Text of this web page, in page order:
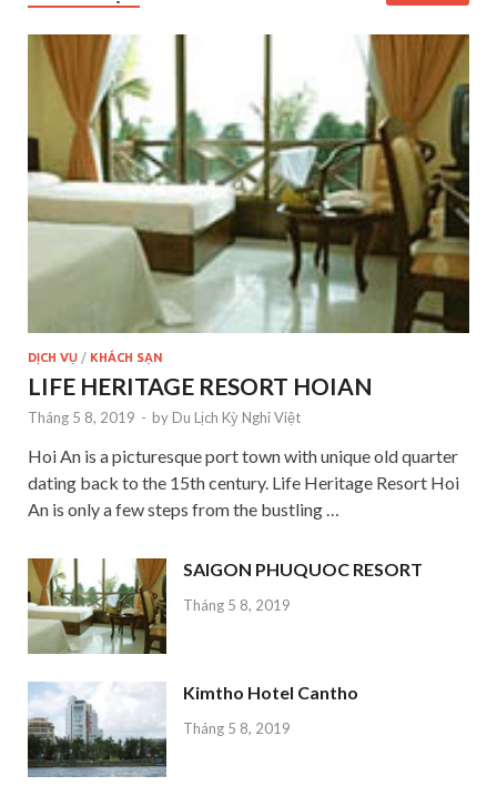
DỊCH VỤ / KHÁCH SẠN
LIFE HERITAGE RESORT HOIAN
Tháng 5 8, 2019 - by Du Lịch Kỳ Nghỉ Việt
Hoi An is a picturesque port town with unique old quarter
dating back to the 15th century. Life Heritage Resort Hoi
An is only a few steps from the bustling …
SAIGON PHUQUOC RESORT
Tháng 5 8, 2019
Kimtho Hotel Cantho
Tháng 5 8, 2019